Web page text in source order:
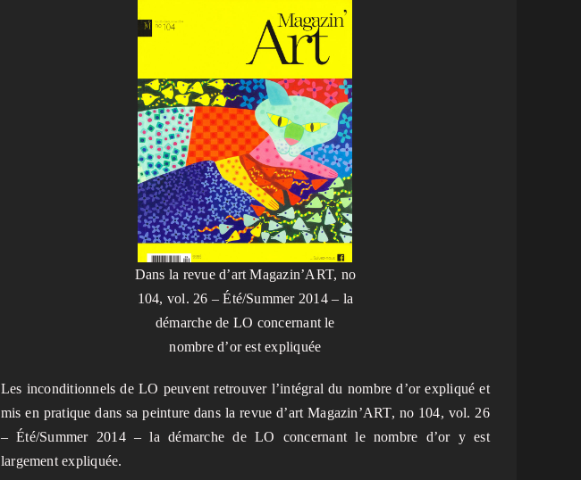
Dans la revue d’art Magazin’ART, no
104, vol. 26 – Été/Summer 2014 – la
démarche de LO concernant le
nombre d’or est expliquée
Les inconditionnels de LO peuvent retrouver l’intégral du nombre d’or expliqué et
mis en pratique dans sa peinture dans la revue d’art Magazin’ART, no 104, vol. 26
– Été/Summer 2014 – la démarche de LO concernant le nombre d’or y est
largement expliquée.